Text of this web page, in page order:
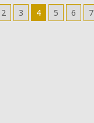
2 3 4 5 6 7